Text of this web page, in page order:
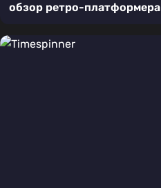
обзор ретро-